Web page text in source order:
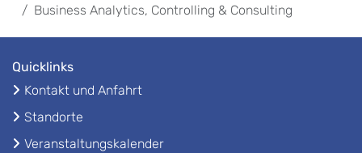
Business Analytics, Controlling & Consulting
Quicklinks
Kontakt und Anfahrt
Standorte
Veranstaltungskalender